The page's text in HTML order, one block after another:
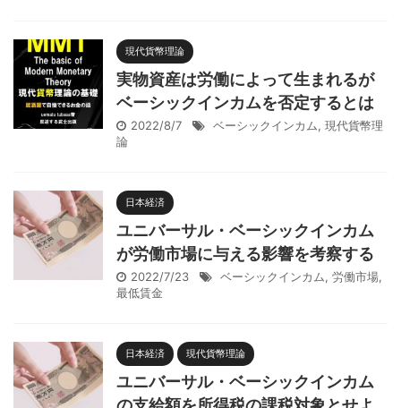
現代貨幣理論
実物資産は労働によって生まれるが
ベーシックインカムを否定するとは
2022/8/7 ベーシックインカム, 現代貨幣理
論
日本経済
ユニバーサル・ベーシックインカム
が労働市場に与える影響を考察する
2022/7/23 ベーシックインカム, 労働市場,
最低賃金
日本経済 現代貨幣理論
ユニバーサル・ベーシックインカム